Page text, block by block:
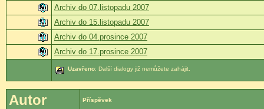
Archiv do 07.listopadu 2007
Archiv do 15.listopadu 2007
Archiv do 04.prosince 2007
Archiv do 17.prosince 2007
Uzavřeno: Další dialogy již nemůžete zahájit.
Autor Příspěvek